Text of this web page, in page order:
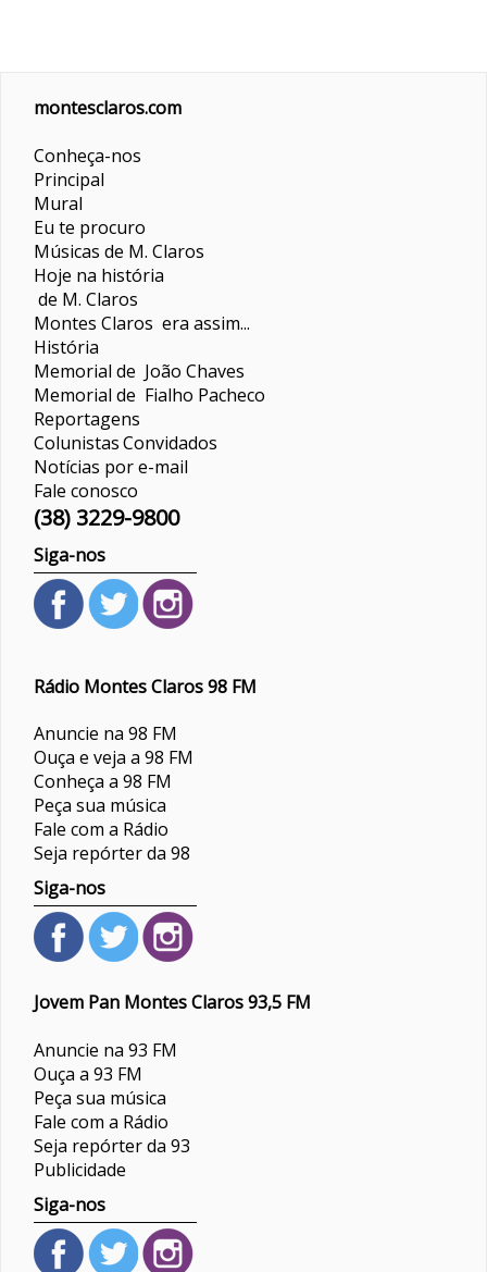
montesclaros.com
Conheça-nos
Principal
Mural
Eu te procuro
Músicas de M. Claros
Hoje na história
de M. Claros
Montes Claros era assim...
História
Memorial de João Chaves
Memorial de Fialho Pacheco
Reportagens
ColunistasConvidados
Notícias por e-mail
Fale conosco
(38) 3229-9800
Siga-nos
Rádio Montes Claros 98 FM
Anuncie na 98 FM
Ouça e veja a 98 FM
Conheça a 98 FM
Peça sua música
Fale com a Rádio
Seja repórter da 98
Siga-nos
Jovem Pan Montes Claros 93,5 FM
Anuncie na 93 FM
Ouça a 93 FM
Peça sua música
Fale com a Rádio
Seja repórter da 93
Publicidade
Siga-nos